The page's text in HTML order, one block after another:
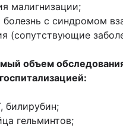
малигнизации;
болезнь с синдромом
(сопутствующие
объем
билирубин;
гельминтов;